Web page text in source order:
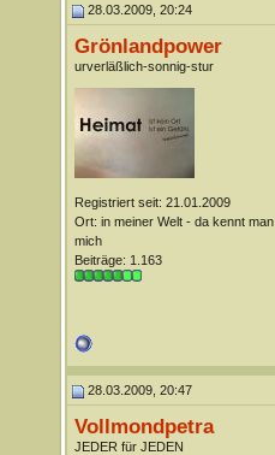
28.03.2009, 20:24
Grönlandpower
urverläßlich-sonnig-stur
Registriert seit: 21.01.2009
Ort: in meiner Welt - da kennt man
mich
Beiträge: 1.163
28.03.2009, 20:47
Vollmondpetra
JEDER für JEDEN